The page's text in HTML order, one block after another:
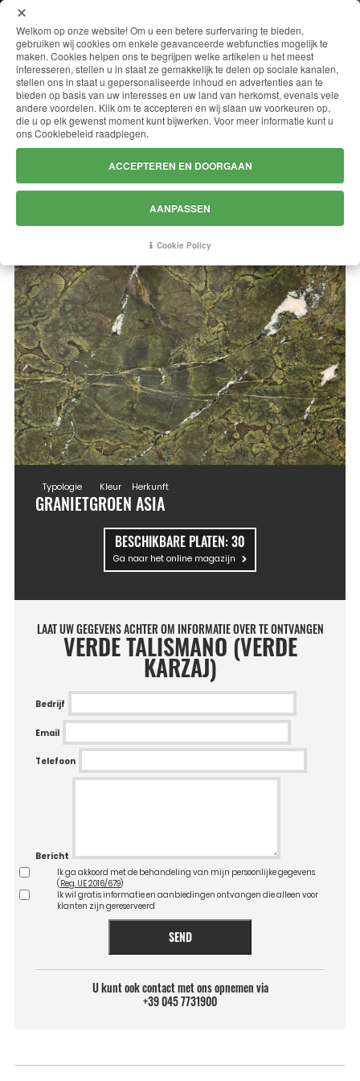
VERDE TALISMANO (VERDE
KARZAJ)
Typologie
GRANIET
Kleur
GROEN
Herkunft
ASIA
BESCHIKBARE PLATEN:30
Ga naar het online magazijn
LAAT UW GEGEVENS ACHTER OM INFORMATIE OVER TE ONTVANGEN
VERDE TALISMANO (VERDE
KARZAJ)
Bedrijf
Email
Telefoon
Bericht
Ik ga akkoord met de behandeling van mijn persoonlijke gegevens
( Reg. UE 2016/679)
Ik wil gratis informatie en aanbiedingen ontvangen die alleen voor
klanten zijn gereserveerd
SEND
U kunt ook contact met ons opnemen via
+39 045 7731900
Welkom op onze website! Om u een betere surfervaring te bieden,
gebruiken wij cookies om enkele geavanceerde webfuncties mogelijk te
maken. Cookies helpen ons te begrijpen welke artikelen u het meest
interesseren, stellen u in staat ze gemakkelijk te delen op sociale kanalen,
stellen ons in staat u gepersonaliseerde inhoud en advertenties aan te
bieden op basis van uw interesses en uw land van herkomst, evenals vele
andere voordelen. Klik om te accepteren en wij slaan uw voorkeuren op,
die u op elk gewenst moment kunt bijwerken. Voor meer informatie kunt u
ons Cookiebeleid raadplegen.
ACCEPTEREN EN DOORGAAN
AANPASSEN
Cookie Policy